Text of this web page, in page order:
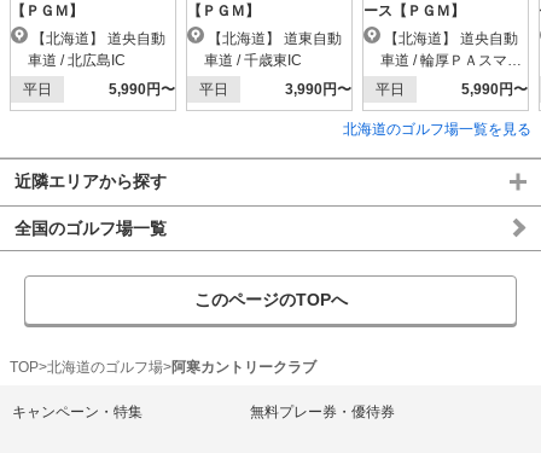
【ＰＧＭ】
車道 / 北広島IC
平日
5,990円〜
【ＰＧＭ】
車道 / 千歳東IC
平日
3,990円〜
ース【ＰＧＭ】
車道 / 輪厚ＰＡスマー
トIC
平日 5,990円〜
北海道のゴルフ場一覧を見る
近隣エリアから探す
全国のゴルフ場一覧
このページのTOPへ
TOP 北海道のゴルフ場 阿寒カントリークラブ
キャンペーン・特集 無料プレー券・優待券